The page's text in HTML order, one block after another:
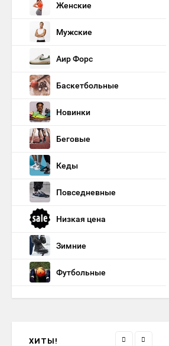
Женские
Мужские
Аир Форс
Баскетбольные
Новинки
Беговые
Кеды
Повседневные
Низкая цена
Зимние
Футбольные
ХИТЫ!
кроссовки Nike P-6000
4 290
Zegama Trail 2 Black /